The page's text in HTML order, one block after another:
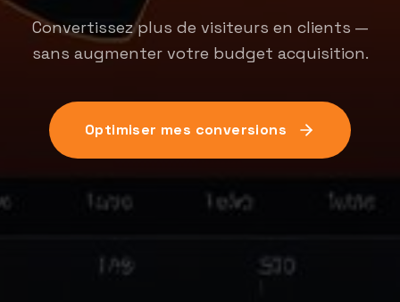
Convertissez plus de visiteurs en clients —
sans augmenter votre budget acquisition.
Optimiser mes conversions